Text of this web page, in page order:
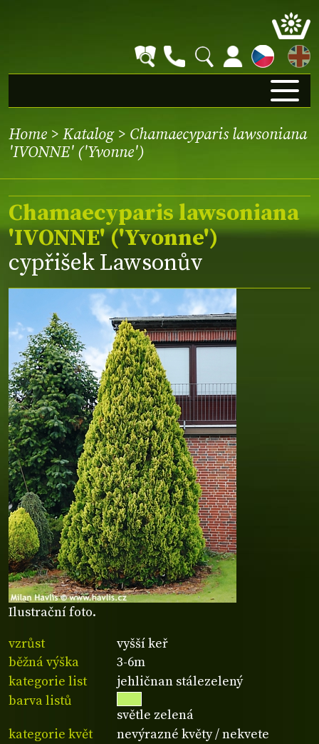
EN
Home > Katalog> Chamaecyparis lawsoniana
'IVONNE' ('Yvonne')
Ilustrační foto.
Chamaecyparis lawsoniana
'IVONNE' ('Yvonne')
cypřišek Lawsonův
vzrůst
vyšší keř
běžná výška
3-6m
kategorie list
jehličnan stálezelený
barva listů
světle zelená
kategorie květ
nevýrazné květy / nekvete